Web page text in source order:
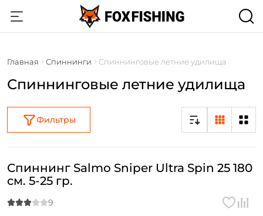
Главная Спиннинги Спиннинговые летние удилища
Спиннинговые летние удилища
Фильтры
Спиннинг Salmo Sniper Ultra Spin 25 180
см. 5-25 гр.